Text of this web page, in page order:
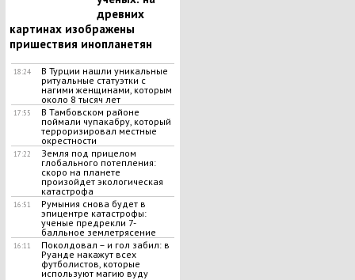
древних
картинах изображены
пришествия инопланетян
18:24
В Турции нашли уникальные
ритуальные статуэтки с
нагими женщинами, которым
около 8 тысяч лет
17:55
В Тамбовском районе
поймали чупакабру, который
терроризировал местные
окрестности
17:22
Земля под прицелом
глобального потепления:
скоро на планете
произойдет экологическая
катастрофа
16:51
Румыния снова будет в
эпицентре катастрофы:
ученые предрекли 7-
балльное землетрясение
16:11
Поколдовал – и гол забил: в
Руанде накажут всех
футболистов, которые
используют магию вуду